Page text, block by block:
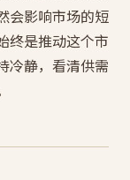
会影响市场的短
终是推动这个市
冷静，看清供需